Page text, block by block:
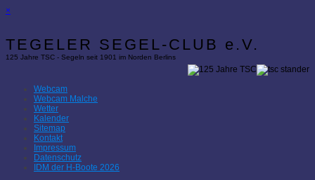
×
TEGELER SEGEL-CLUB e.V.
125 Jahre TSC - Segeln seit 1901 im Norden Berlins
Webcam
Webcam Malche
Wetter
Kalender
Sitemap
Kontakt
Impressum
Datenschutz
IDM der H-Boote 2026